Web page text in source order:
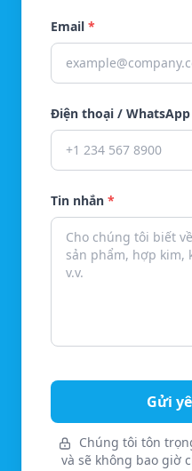
Email *
Điện thoại / WhatsApp
Tin nhắn *
Gửi
Chúng tôi tôn
và sẽ không bao giờ